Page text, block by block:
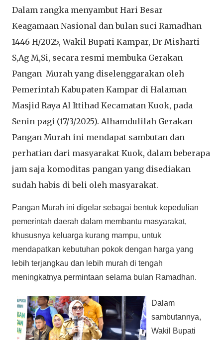
Dalam rangka menyambut Hari Besar
Keagamaan Nasional dan bulan suci Ramadhan
1446 H/2025, Wakil Bupati Kampar, Dr Misharti
S,Ag M,Si, secara resmi membuka Gerakan
Pangan Murah yang diselenggarakan oleh
Pemerintah Kabupaten Kampar di Halaman
Masjid Raya Al Ittihad Kecamatan Kuok, pada
Senin pagi (17/3/2025). Alhamdulilah Gerakan
Pangan Murah ini mendapat sambutan dan
perhatian dari masyarakat Kuok, dalam beberapa
jam saja komoditas pangan yang disediakan
sudah habis di beli oleh masyarakat.
Pangan Murah ini digelar sebagai bentuk kepedulian
pemerintah daerah dalam membantu masyarakat,
khususnya keluarga kurang mampu, untuk
mendapatkan kebutuhan pokok dengan harga yang
lebih terjangkau dan lebih murah di tengah
meningkatnya permintaan selama bulan Ramadhan.
Dalam
sambutannya,
Wakil Bupati